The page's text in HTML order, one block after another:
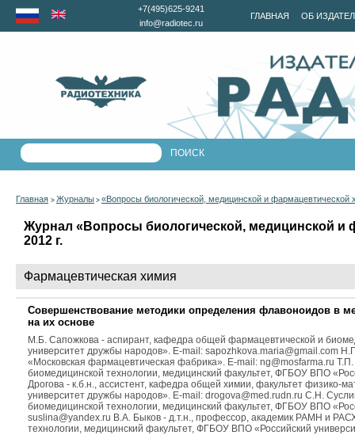
ГЛАВНАЯ ОБ
+7(495)625-9241
info@radiotec.ru
Главная > Журналы > «Вопросы биологической, медицинской и фармацевтической
Журнал «Вопросы биологической, медицинской и
2012 г.
Фармацевтическая химия
Совершенствование методики определения флавоноидов в
на их основе
М.Б. Сапожкова - аспирант, кафедра общей фармацевтической и
университет дружбы народов». E-mail: sapozhkova.maria@gmail.com
«Московская фармацевтическая фабрика». E-mail: ng@mosfarma.ru
биомедицинской технологии, медицинский факультет, ФГБОУ ВПО
Дрогова - к.б.н., ассистент, кафедра общей химии, факультет физико-
университет дружбы народов». E-mail: drogova@med.rudn.ru С.Н.
биомедицинской технологии, медицинский факультет, ФГБОУ ВПО
suslina@yandex.ru В.А. Быков - д.т.н., профессор, академик РАМН и
технологии, медицинский факультет, ФГБОУ ВПО «Российский